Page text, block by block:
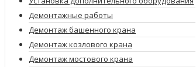
Демонтажные работы
Демонтаж башенного крана
Демонтаж козлового крана
Демонтаж мостового крана